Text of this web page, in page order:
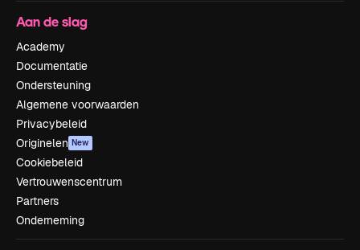
Aan de slag
Academy
Documentatie
Ondersteuning
Algemene voorwaarden
Privacybeleid
Originelen New
Cookiebeleid
Vertrouwenscentrum
Partners
Onderneming